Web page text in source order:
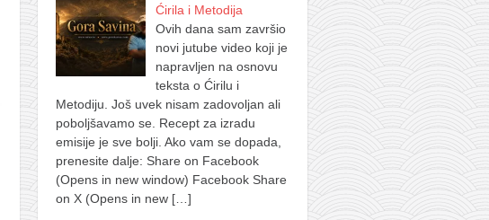
Ćirila i Metodija
Ovih dana sam završio
novi jutube video koji je
napravljen na osnovu
teksta o Ćirilu i
Metodiju. Još uvek nisam zadovoljan ali
poboljšavamo se. Recept za izradu
emisije je sve bolji. Ako vam se dopada,
prenesite dalje: Share on Facebook
(Opens in new window) Facebook Share
on X (Opens in new […]